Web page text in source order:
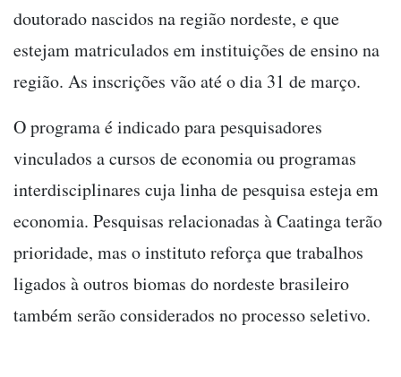
doutorado nascidos na região nordeste, e que
estejam matriculados em instituições de ensino na
região. As inscrições vão até o dia 31 de março.
O programa é indicado para pesquisadores
vinculados a cursos de economia ou programas
interdisciplinares cuja linha de pesquisa esteja em
economia. Pesquisas relacionadas à Caatinga terão
prioridade, mas o instituto reforça que trabalhos
ligados à outros biomas do nordeste brasileiro
também serão considerados no processo seletivo.